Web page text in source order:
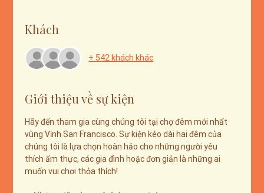
Khách
+ 542 khách khác
Giới thiệu về sự kiện
Hãy đến tham gia cùng chúng tôi tại chợ đêm mới nhất
vùng Vịnh San Francisco. Sự kiện kéo dài hai đêm của
chúng tôi là lựa chọn hoàn hảo cho những người yêu
thích ẩm thực, các gia đình hoặc đơn giản là những ai
muốn vui chơi thỏa thích!